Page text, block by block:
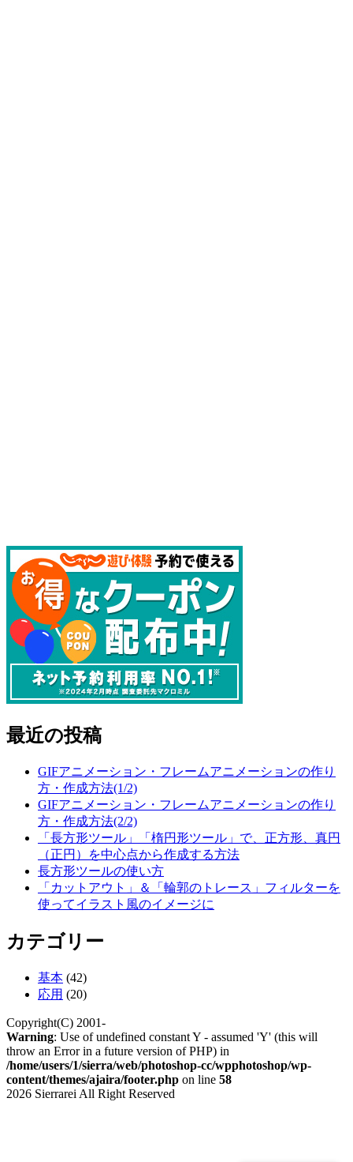
最近の投稿
GIFアニメーション・フレームアニメーションの作り
方・作成方法(1/2)
GIFアニメーション・フレームアニメーションの作り
方・作成方法(2/2)
「長方形ツール」「楕円形ツール」で、正方形、真円
（正円）を中心点から作成する方法
長方形ツールの使い方
「カットアウト」＆「輪郭のトレース」フィルターを
使ってイラスト風のイメージに
カテゴリー
基本 (42)
応用 (20)
Copyright(C) 2001-
Warning: Use of undefined constant Y - assumed 'Y' (this will
throw an Error in a future version of PHP) in
/home/users/1/sierra/web/photoshop-cc/wpphotoshop/wp-
content/themes/ajaira/footer.php on line 58
2026 Sierrarei All Right Reserved